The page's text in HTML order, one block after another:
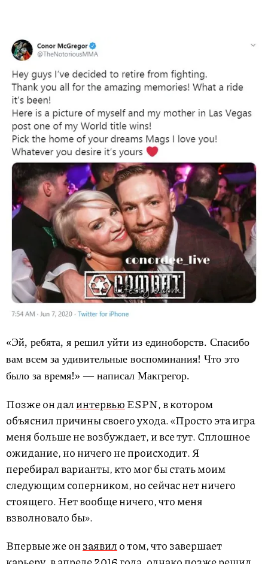
«Эй, ребята, я решил уйти из единоборств. Спасибо
вам всем за удивительные воспоминания! Что это
было за время!»— написал Макгрегор.
Позже он далинтервьюESPN, в котором
объяснил причины своего ухода. «Просто эта игра
меня больше не возбуждает, и все тут. Сплошное
ожидание, но ничего не происходит. Я
перебирал варианты, кто мог бы стать моим
следующим соперником, но сейчас нет ничего
стоящего. Нет вообще ничего, что меня
взволновало бы».
Впервые же онзаявило том, что завершает